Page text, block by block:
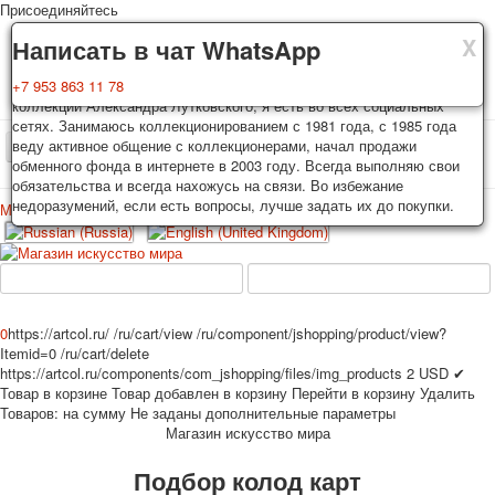
X
Доставка
Колоды, почтовые открытки тщательно упаковываются и
отправляются в течении 3-4 рабочих дней после оплаты.
Исключение: репринт под заказ, такие колоды карт отправляются в
течении 7-8 рабочих дней. Отправка осуществляется почтой России
с треком отслеживания. Цена пересылки зависит от веса и тарифов
почты на момент покупки. По желанию покупателя возможна
отправка СДЕК или другими транспортными компаниями.
X
Гарантия
Вы покупаете колоды игральных карт, почтовые открытки из частной
коллекции Александра Лутковского, я есть во всех социальных
сетях. Занимаюсь коллекционированием с 1981 года, с 1985 года
веду активное общение с коллекционерами, начал продажи
обменного фонда в интернете в 2003 году. Всегда выполняю свои
обязательства и всегда нахожусь на связи. Во избежание
недоразумений, если есть вопросы, лучше задать их до покупки.
X
Написать в чат WhatsApp
+7 953 863 11 78
Присоединяйтесь
TPL_PROTOSTAR_TOGGLE_MENU
Главная Игральные карты Открытки
Меню
Главная
Игральные карты
Эротические рисунки
Рекламные
Эротические фотоколоды
Пин-ап
Политические
Войти
0https://artcol.ru/ /ru/cart/view /ru/component/jshopping/product/view?
Itemid=0 /ru/cart/delete
https://artcol.ru/components/com_jshopping/files/img_products 2 USD ✔
Товар в корзине Товар добавлен в корзину Перейти в корзину Удалить
Товаров: на сумму Не заданы дополнительные параметры
Магазин искусство мира
Подбор колод карт